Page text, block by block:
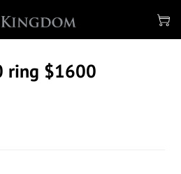
ring $1600